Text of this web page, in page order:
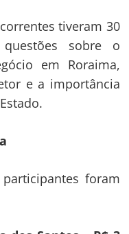
tiveram 30
sobre o
em Roraima,
e a importância
foram